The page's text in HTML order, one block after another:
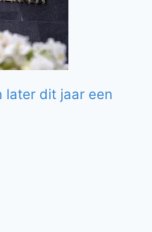
later dit jaar een